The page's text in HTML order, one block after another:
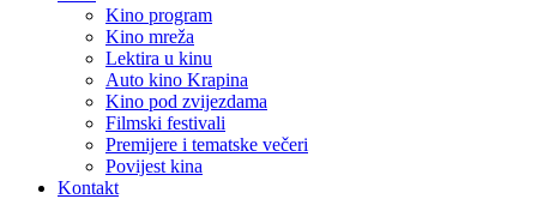
Kino program
Kino mreža
Lektira u kinu
Auto kino Krapina
Kino pod zvijezdama
Filmski festivali
Premijere i tematske večeri
Povijest kina
Kontakt